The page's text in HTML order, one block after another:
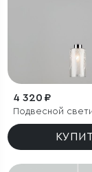
4 320 ₽
Подвесной